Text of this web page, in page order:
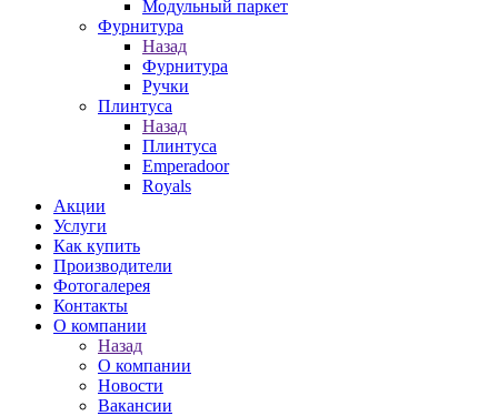
Модульный паркет
Фурнитура
Назад
Фурнитура
Ручки
Плинтуса
Назад
Плинтуса
Emperadoor
Royals
Акции
Услуги
Как купить
Производители
Фотогалерея
Контакты
О компании
Назад
О компании
Новости
Вакансии